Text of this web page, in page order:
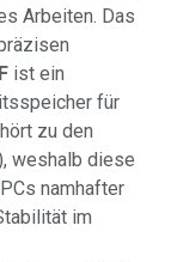
Arbeiten. Das
ist ein
für
zu den
weshalb diese
namhafter
im